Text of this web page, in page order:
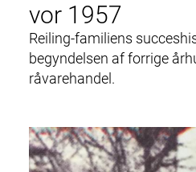
vor 1957
Reiling-familiens
begyndelsen af ​​forrige
råvarehandel.